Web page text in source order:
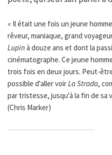
« Il était une fois un jeune
rêveur, maniaque, grand
Lupin à douze ans et dont la
cinématographe. Ce jeune
trois fois en deux jours. Peut-
possible d'aller voirLa Strada,
par tristesse, jusqu'à la fin de sa
(Chris Marker)